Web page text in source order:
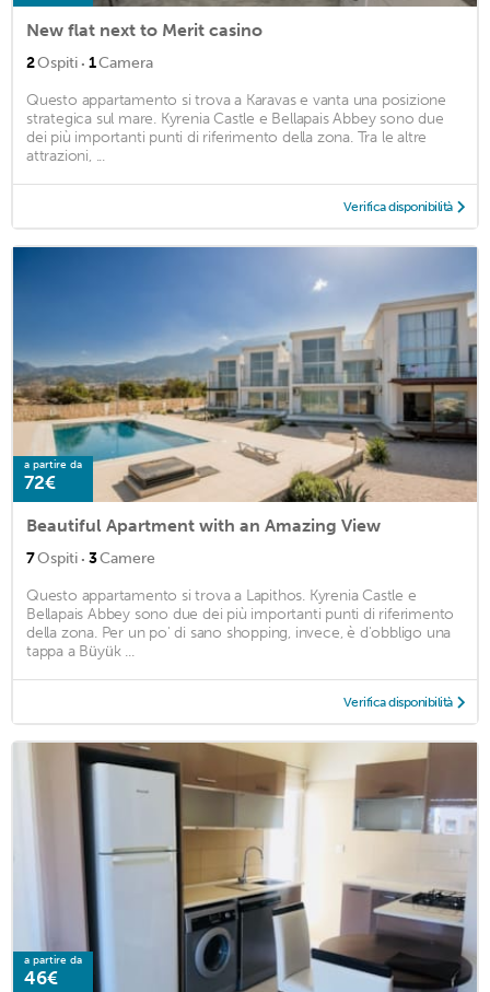
New flat next to Merit casino
2Ospiti · 1Camera
Questo appartamento si trova a Karavas e vanta una posizione
strategica sul mare. Kyrenia Castle e Bellapais Abbey sono due
dei più importanti punti di riferimento della zona. Tra le altre
attrazioni, ...
Verifica disponibilità
a partire da
72€
Beautiful Apartment with an Amazing View
7Ospiti · 3Camere
Questo appartamento si trova a Lapithos. Kyrenia Castle e
Bellapais Abbey sono due dei più importanti punti di riferimento
della zona. Per un po' di sano shopping, invece, è d'obbligo una
tappa a Büyük ...
Verifica disponibilità
a partire da
46€